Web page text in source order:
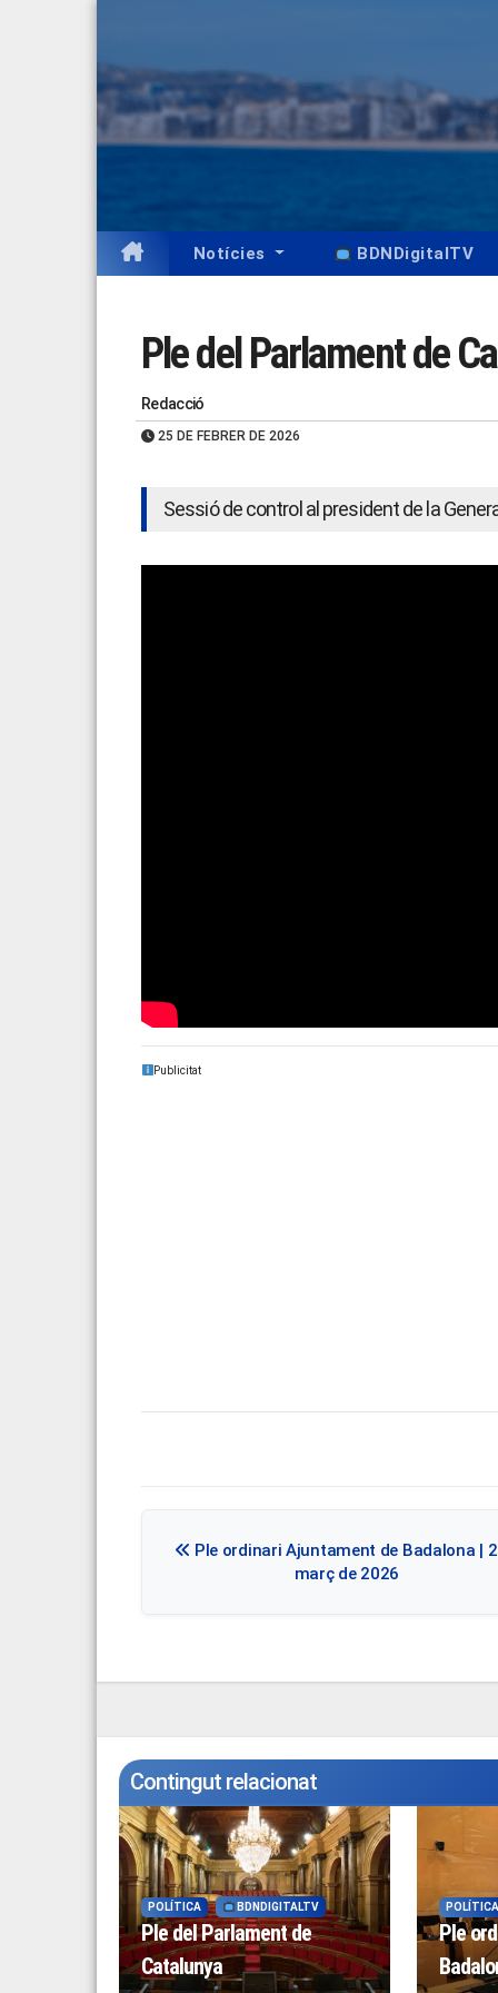
content
Notícies BDNDigitalTV
Ple del Parlament de
Redacció
25 DE FEBRER DE 2026
Sessió de control al president de la
Publicitat
Ple ordinari Ajuntament de Badalona |
març de 2026
Contingut relacionat
POLÍTICA BDNDIGITALTV
Ple del Parlament de
Catalunya
POLÍTICA
Ple